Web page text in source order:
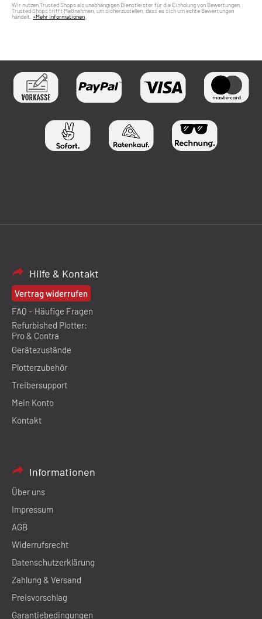
Wir nutzen Trusted Shops als unabhängigen Dienstleister für die Einholung von Bewertungen.
Trusted Shops trifft Maßnahmen, um sicherzustellen, dass es sich um echte Bewertungen
handelt. »Mehr Informationen
Hilfe & Kontakt
Vertrag widerrufen
FAQ – Häufige Fragen
Refurbished Plotter:
Pro & Contra
Gerätezustände
Plotterzubehör
Treibersupport
Mein Konto
Kontakt
Informationen
Über uns
Impressum
AGB
Widerrufsrecht
Datenschutzerklärung
Zahlung & Versand
Preisvorschlag
Garantiebedingungen